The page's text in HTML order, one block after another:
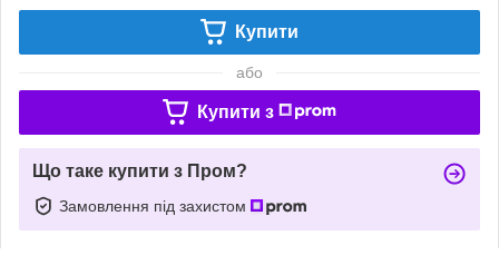
Купити
або
Купити з
Що таке купити з Пром?
Замовлення під захистом